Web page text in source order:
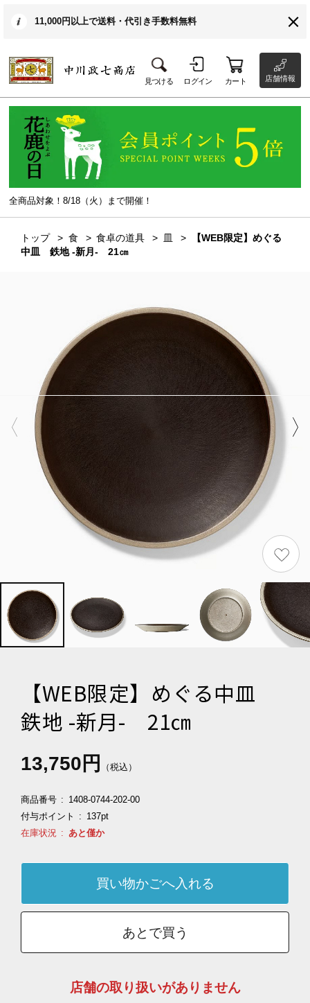
11,000円以上で送料・代引き手数料無料
見つける ログイン カート 店舗情報
全商品対象！8/18（火）まで開催！
トップ 食 食卓の道具 皿
【WEB限定】めぐる
中皿 鉄地 -新月- 21㎝
【WEB限定】めぐる中皿
鉄地 -新月- 21㎝
13,750円 （税込）
商品番号
1408-0744-202-00
付与ポイント
137pt
在庫状況
あと僅か
あとで買う
店舗の取り扱いがありません